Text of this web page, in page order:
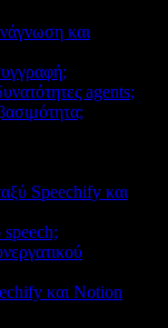
και
agents;
Speechify και
speech;
και Notion